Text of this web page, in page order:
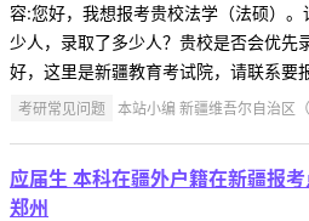
容:您好，我想报考贵校法学（法硕）
少人，录取了多少人？贵校是否会优先
好，这里是新疆教育考试院，请联系要
考研常见问题 本站小编 新疆维吾尔自治区
应届生 本科在疆外户籍在新疆报
郑州